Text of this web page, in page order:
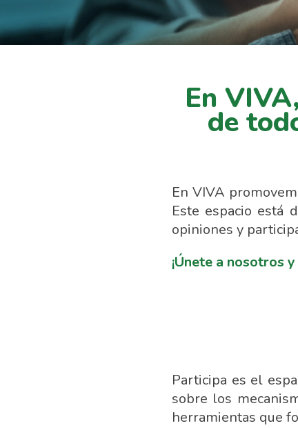
En
de
En VIVA
Este espacio está
opiniones y
¡Únete a nosotros
Participa es el
sobre los
herramientas que